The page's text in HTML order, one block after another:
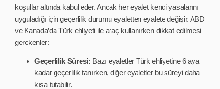
koşullar altında kabul eder. Ancak her eyalet kendi yasalarını
uyguladığı için geçerlilik durumu eyaletten eyalete değişir. ABD
ve Kanada’da Türk ehliyeti ile araç kullanırken dikkat edilmesi
gerekenler:
Geçerlilik Süresi: Bazı eyaletler Türk ehliyetine 6 aya
kadar geçerlilik tanırken, diğer eyaletler bu süreyi daha
kısa tutabilir.